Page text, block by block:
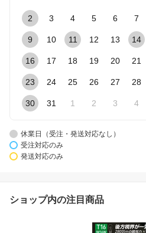
2 3 4 5 6 7
9 10 11 12 13 14
16 17 18 19 20 21
23 24 25 26 27 28
30 31 1 2 3 4
休業日（受注・発送対応なし）
受注対応のみ
発送対応のみ
ショップ内の注目商品